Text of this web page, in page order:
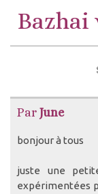
Bazhai
Par June
bonjour à tous
juste une
expérimentées